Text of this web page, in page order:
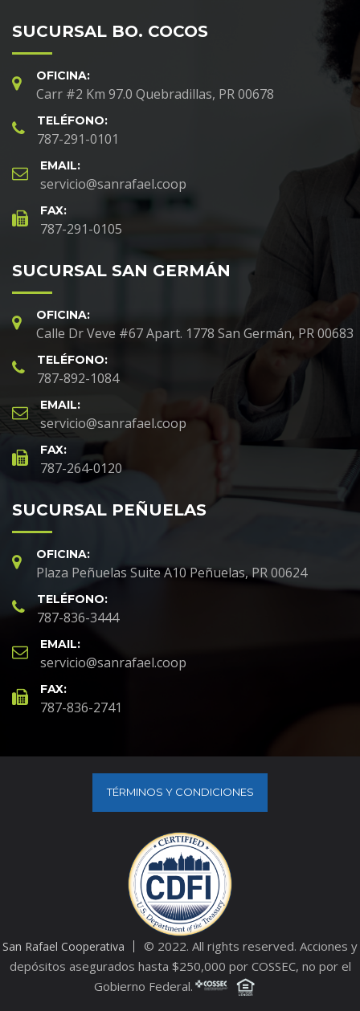
SUCURSAL BO. COCOS
OFICINA:
Carr #2 Km 97.0 Quebradillas, PR 00678
TELÉFONO:
787-291-0101
EMAIL:
servicio@sanrafael.coop
FAX:
787-291-0105
SUCURSAL SAN GERMÁN
OFICINA:
Calle Dr Veve #67 Apart. 1778 San Germán, PR 00683
TELÉFONO:
787-892-1084
EMAIL:
servicio@sanrafael.coop
FAX:
787-264-0120
SUCURSAL PEÑUELAS
OFICINA:
Plaza Peñuelas Suite A10 Peñuelas, PR 00624
TELÉFONO:
787-836-3444
EMAIL:
servicio@sanrafael.coop
FAX:
787-836-2741
TÉRMINOS Y CONDICIONES
San Rafael Cooperativa
© 2022. All rights reserved. Acciones y
depósitos asegurados hasta $250,000 por COSSEC, no por el
Gobierno Federal.